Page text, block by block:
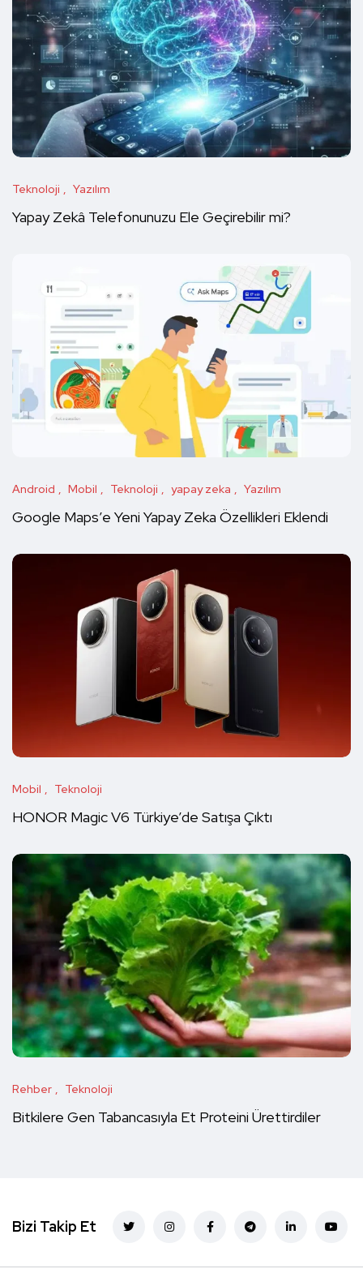
Teknoloji Yazılım
Yapay Zekâ Telefonunuzu Ele Geçirebilir mi?
Android Mobil Teknoloji yapay zeka Yazılım
Google Maps’e Yeni Yapay Zeka Özellikleri Eklendi
Mobil Teknoloji
HONOR Magic V6 Türkiye’de Satışa Çıktı
Rehber Teknoloji
Bitkilere Gen Tabancasıyla Et Proteini Ürettirdiler
Bizi Takip Et